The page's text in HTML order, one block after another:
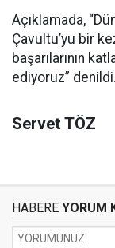
Açıklamada,
Çavultu’yu bir
başarılarının
ediyoruz” denildi.
Servet TÖZ
HABERE YORUM